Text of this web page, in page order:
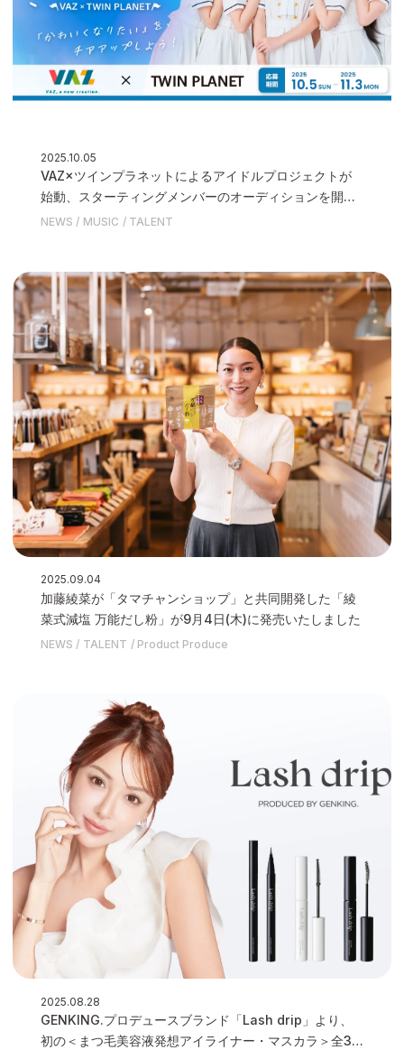
2025.10.05
VAZ×ツインプラネットによるアイドルプロジェクトが
始動、スターティングメンバーのオーディションを開催
いたします
NEWS MUSIC TALENT
2025.09.04
加藤綾菜が「タマチャンショップ」と共同開発した「綾
菜式減塩 万能だし粉」が9月4日(木)に発売いたしました
NEWS TALENT Product Produce
2025.08.28
GENKING.プロデュースブランド「Lash drip」より、
初の＜まつ毛美容液発想アイライナー・マスカラ＞全3